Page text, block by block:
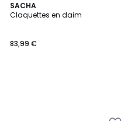
SACHA
Claquettes en daim
83,99 €